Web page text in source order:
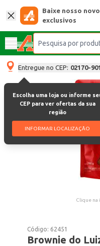
Baixe nosso
exclusivos
Entregue no CEP: 02170-901
Escolha uma loja ou informe
CEP para ver ofertas da sua
região
INFORMAR LOCALIZAÇÃO
Clique na
Código: 62451
Brownie do